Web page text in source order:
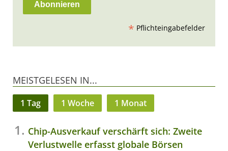
* Pflichteingabefelder
MEISTGELESEN IN...
1 Tag 1 Woche 1 Monat
Chip-Ausverkauf verschärft sich: Zweite
Verlustwelle erfasst globale Börsen